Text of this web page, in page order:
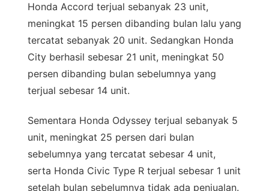
Honda Accord terjual sebanyak 23 unit,
meningkat 15 persen dibanding bulan lalu yang
tercatat sebanyak 20 unit. Sedangkan Honda
City berhasil sebesar 21 unit, meningkat 50
persen dibanding bulan sebelumnya yang
terjual sebesar 14 unit.
Sementara Honda Odyssey terjual sebanyak 5
unit, meningkat 25 persen dari bulan
sebelumnya yang tercatat sebesar 4 unit,
serta Honda Civic Type R terjual sebesar 1 unit
setelah bulan sebelumnya tidak ada penjualan.